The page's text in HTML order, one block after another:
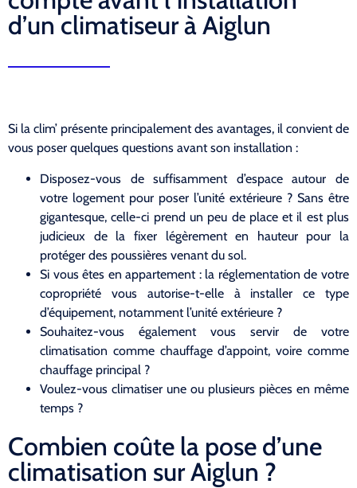
d’un climatiseur à Aiglun
Si la clim’ présente principalement des avantages, il convient de
vous poser quelques questions avant son installation :
Disposez-vous de suffisamment d’espace autour de
votre logement pour poser l’unité extérieure ? Sans être
gigantesque, celle-ci prend un peu de place et il est plus
judicieux de la fixer légèrement en hauteur pour la
protéger des poussières venant du sol.
Si vous êtes en appartement : la réglementation de votre
copropriété vous autorise-t-elle à installer ce type
d’équipement, notamment l’unité extérieure ?
Souhaitez-vous également vous servir de votre
climatisation comme chauffage d’appoint, voire comme
chauffage principal ?
Voulez-vous climatiser une ou plusieurs pièces en même
temps ?
Combien coûte la pose d’une
climatisation sur Aiglun ?